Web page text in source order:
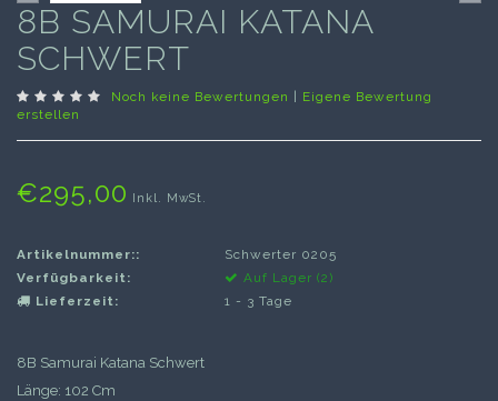
8B SAMURAI KATANA
SCHWERT
Noch keine Bewertungen
Eigene Bewertung
erstellen
€295,00 Inkl. MwSt.
Artikelnummer::
Schwerter 0205
Verfügbarkeit:
Auf Lager (2)
Lieferzeit:
1 - 3 Tage
8B Samurai Katana Schwert
Länge: 102 Cm